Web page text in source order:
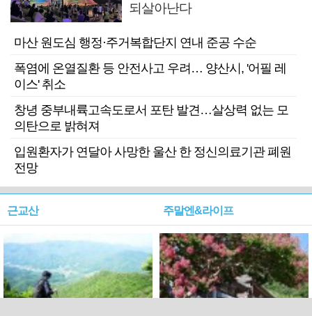
되살아난다
마산 원도심 행정·주거복합단지 연내 준공 수순
폭염에 온열질환 등 안전사고 우려… 양산시, '어필 레
이스' 취소
창녕 중부내륙고속도로서 포탄 발견…살상력 없는 모
의탄으로 밝혀져
입원환자가 연달아 사망한 울산 한 정신의료기관 폐원
전망
근교산 주말엔&라이프